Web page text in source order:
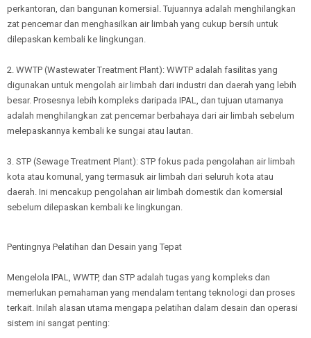
perkantoran, dan bangunan komersial. Tujuannya adalah menghilangkan
zat pencemar dan menghasilkan air limbah yang cukup bersih untuk
dilepaskan kembali ke lingkungan.
2. WWTP (Wastewater Treatment Plant): WWTP adalah fasilitas yang
digunakan untuk mengolah air limbah dari industri dan daerah yang lebih
besar. Prosesnya lebih kompleks daripada IPAL, dan tujuan utamanya
adalah menghilangkan zat pencemar berbahaya dari air limbah sebelum
melepaskannya kembali ke sungai atau lautan.
3. STP (Sewage Treatment Plant): STP fokus pada pengolahan air limbah
kota atau komunal, yang termasuk air limbah dari seluruh kota atau
daerah. Ini mencakup pengolahan air limbah domestik dan komersial
sebelum dilepaskan kembali ke lingkungan.
Pentingnya Pelatihan dan Desain yang Tepat
Mengelola IPAL, WWTP, dan STP adalah tugas yang kompleks dan
memerlukan pemahaman yang mendalam tentang teknologi dan proses
terkait. Inilah alasan utama mengapa pelatihan dalam desain dan operasi
sistem ini sangat penting: